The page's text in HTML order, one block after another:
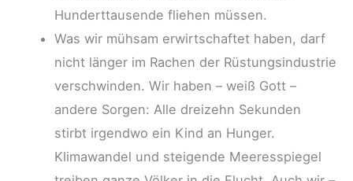
Hunderttausende fliehen müssen.
Was wir mühsam erwirtschaftet haben, darf
nicht länger im Rachen der Rüstungsindustrie
verschwinden. Wir haben – weiß Gott –
andere Sorgen: Alle dreizehn Sekunden
stirbt irgendwo ein Kind an Hunger.
Klimawandel und steigende Meeresspiegel